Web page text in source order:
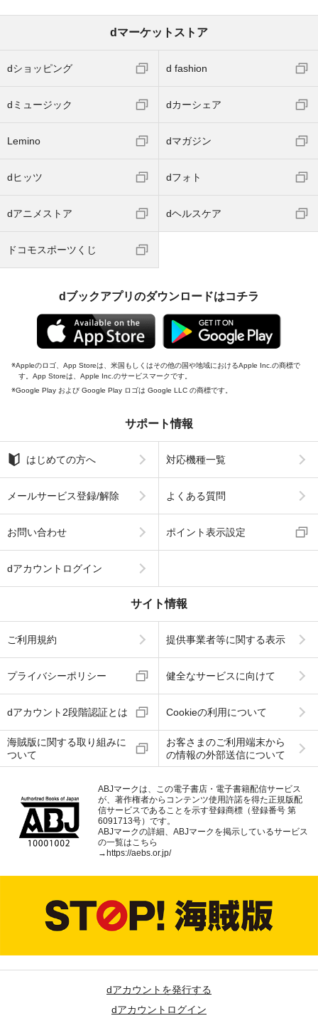
dマーケットストア
dショッピング d fashion
dミュージック dカーシェア
Lemino dマガジン
dヒッツ dフォト
dアニメストア dヘルスケア
ドコモスポーツくじ
dブックアプリのダウンロードはコチラ
Appleのロゴ、App Storeは、米国もしくはその他の国や地域におけるApple Inc.の商標で
す。App Storeは、Apple Inc.のサービスマークです。
Google Play および Google Play ロゴは Google LLC の商標です。
サポート情報
はじめての方へ 対応機種一覧
メールサービス登録/解除 よくある質問
お問い合わせ ポイント表示設定
dアカウントログイン
サイト情報
ご利用規約 提供事業者等に関する表示
プライバシーポリシー 健全なサービスに向けて
dアカウント2段階認証とは Cookieの利用について
海賊版に関する取り組みに
ついて
お客さまのご利用端末から
の情報の外部送信について
ABJマークは、この電子書店・電子書籍配信サービス
が、著作権者からコンテンツ使用許諾を得た正規版配
信サービスであることを示す登録商標（登録番号 第
6091713号）です。
ABJマークの詳細、ABJマークを掲示しているサービス
の一覧はこちら
→ https://aebs.or.jp/
dアカウントを発行する
dアカウントログイン